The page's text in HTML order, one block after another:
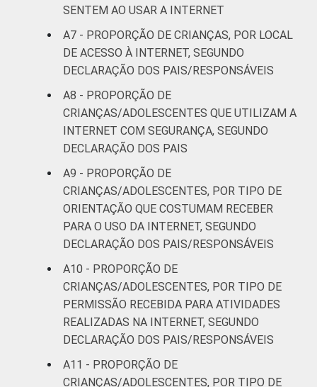
Mais de 3
SM
CLASSE
AB 65
DE 11
¹Base: 1 749 usuários de Internet de 9 a 17
anos que usam Internet em casa. Respostas
estimuladas. Cada item apresentado se
refere apenas aos resultados da alternativa
"sim". Dados coletados entre setembro de
*Considerando-se o computador de uso
principal da criança/adolescente.
Fonte: NIC.br - set/2013 a jan/2014
SENTEM AO USAR A INTERNET
A7 - PROPORÇÃO DE CRIANÇAS, POR LOCAL
DE ACESSO À INTERNET, SEGUNDO
DECLARAÇÃO DOS PAIS/RESPONSÁVEIS
A8 - PROPORÇÃO DE
CRIANÇAS/ADOLESCENTES QUE UTILIZAM A
INTERNET COM SEGURANÇA, SEGUNDO
DECLARAÇÃO DOS PAIS
A9 - PROPORÇÃO DE
CRIANÇAS/ADOLESCENTES, POR TIPO DE
ORIENTAÇÃO QUE COSTUMAM RECEBER
PARA O USO DA INTERNET, SEGUNDO
DECLARAÇÃO DOS PAIS/RESPONSÁVEIS
A10 - PROPORÇÃO DE
CRIANÇAS/ADOLESCENTES, POR TIPO DE
PERMISSÃO RECEBIDA PARA ATIVIDADES
REALIZADAS NA INTERNET, SEGUNDO
DECLARAÇÃO DOS PAIS/RESPONSÁVEIS
A11 - PROPORÇÃO DE
CRIANÇAS/ADOLESCENTES, POR TIPO DE